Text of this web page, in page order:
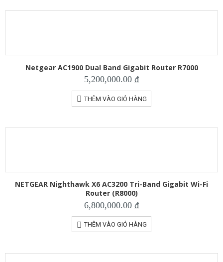
Netgear AC1900 Dual Band Gigabit Router R7000
5,200,000.00 ₫
THÊM VÀO GIỎ HÀNG
NETGEAR Nighthawk X6 AC3200 Tri-Band Gigabit Wi-Fi
Router (R8000)
6,800,000.00 ₫
THÊM VÀO GIỎ HÀNG